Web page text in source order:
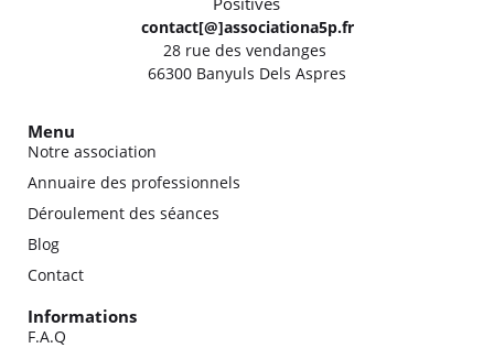
contact[@]associationa5p.fr
28 rue des vendanges
66300 Banyuls Dels Aspres
Menu
Notre association
Annuaire des professionnels
Déroulement des séances
Blog
Contact
Informations
F.A.Q